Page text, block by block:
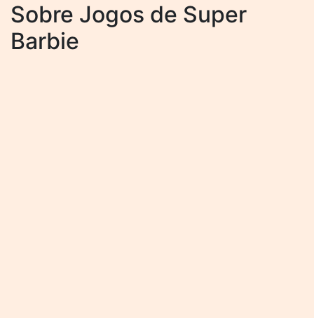
Sobre Jogos de Super
Barbie